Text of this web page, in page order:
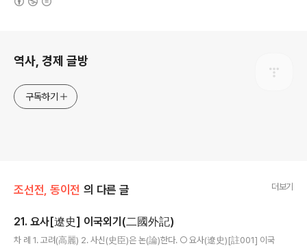
역사, 경제 글방
구독하기
조선전, 동이전 의 다른 글 더보기
21. 요사[遼史] 이국외기(二國外記)
차 례 1. 고려(高麗) 2. 사신(史臣)은 논(論)한다. ○ 요사(遼史)[註001] 이국